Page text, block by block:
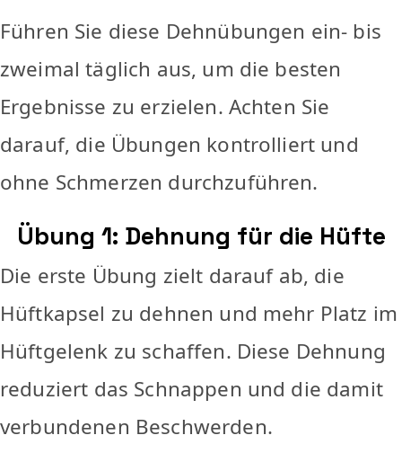
Führen Sie diese Dehnübungen ein- bis
zweimal täglich aus, um die besten
Ergebnisse zu erzielen. Achten Sie
darauf, die Übungen kontrolliert und
ohne Schmerzen durchzuführen.
Übung 1: Dehnung für die Hüfte
Die erste Übung zielt darauf ab, die
Hüftkapsel zu dehnen und mehr Platz im
Hüftgelenk zu schaffen. Diese Dehnung
reduziert das Schnappen und die damit
verbundenen Beschwerden.